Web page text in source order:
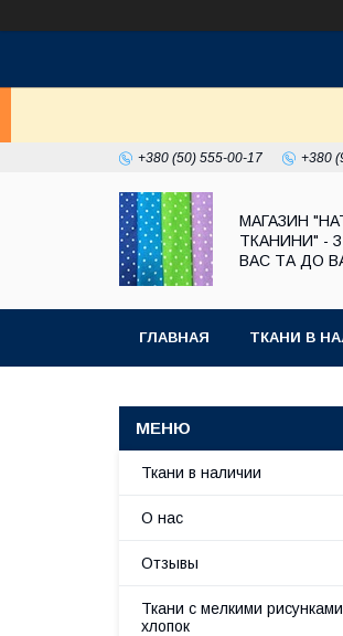
+380 (50) 555-00-17 +380
МАГАЗИН
ТКАНИНИ" -
ВАС ТА ДО
ГЛАВНАЯ ТКАНИ В
Ткани в наличии
О нас
Отзывы
Ткани с мелкими
хлопок